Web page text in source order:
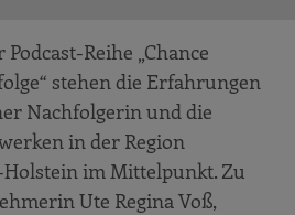
Reihe „Chance
stehen die Erfahrungen
Nachfolgerin und die
in der Region
im Mittelpunkt. Zu
Ute Regina Voß,